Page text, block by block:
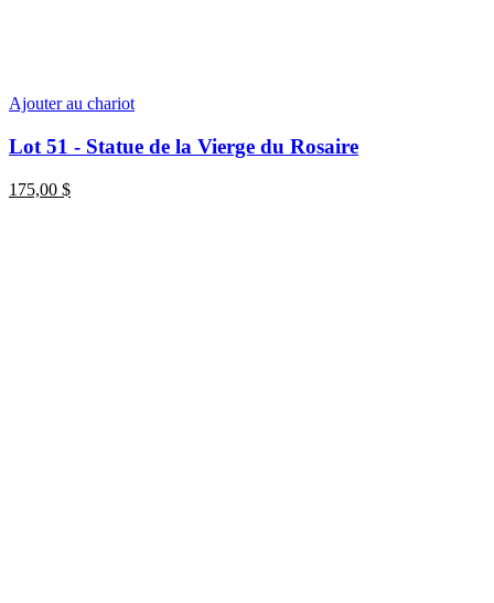
Ajouter au chariot
Lot 51 - Statue de la Vierge du Rosaire
175,00 $